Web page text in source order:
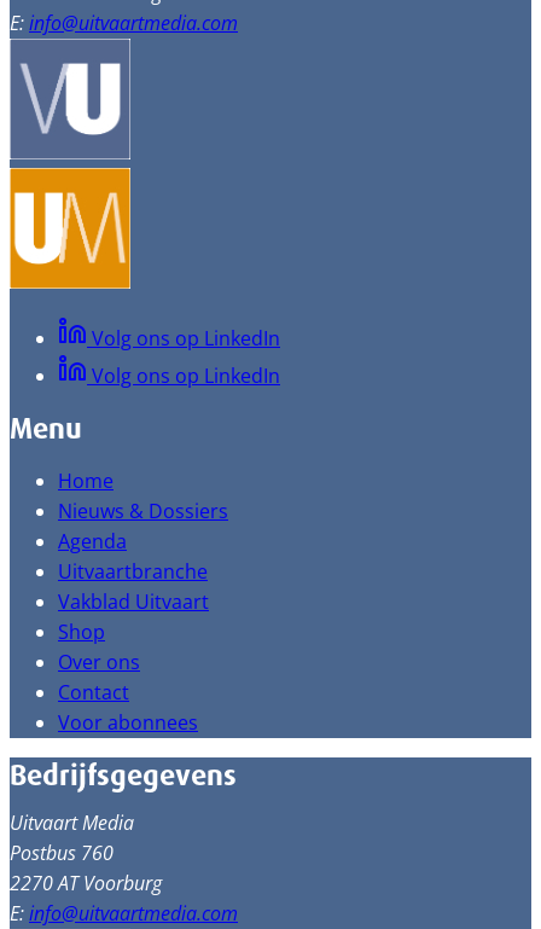
E:info@uitvaartmedia.com
Volg ons op LinkedIn
Volg ons op LinkedIn
Menu
Home
Nieuws & Dossiers
Agenda
Uitvaartbranche
Vakblad Uitvaart
Shop
Over ons
Contact
Voor abonnees
Bedrijfsgegevens
Uitvaart Media
Postbus 760
2270 AT Voorburg
E:info@uitvaartmedia.com